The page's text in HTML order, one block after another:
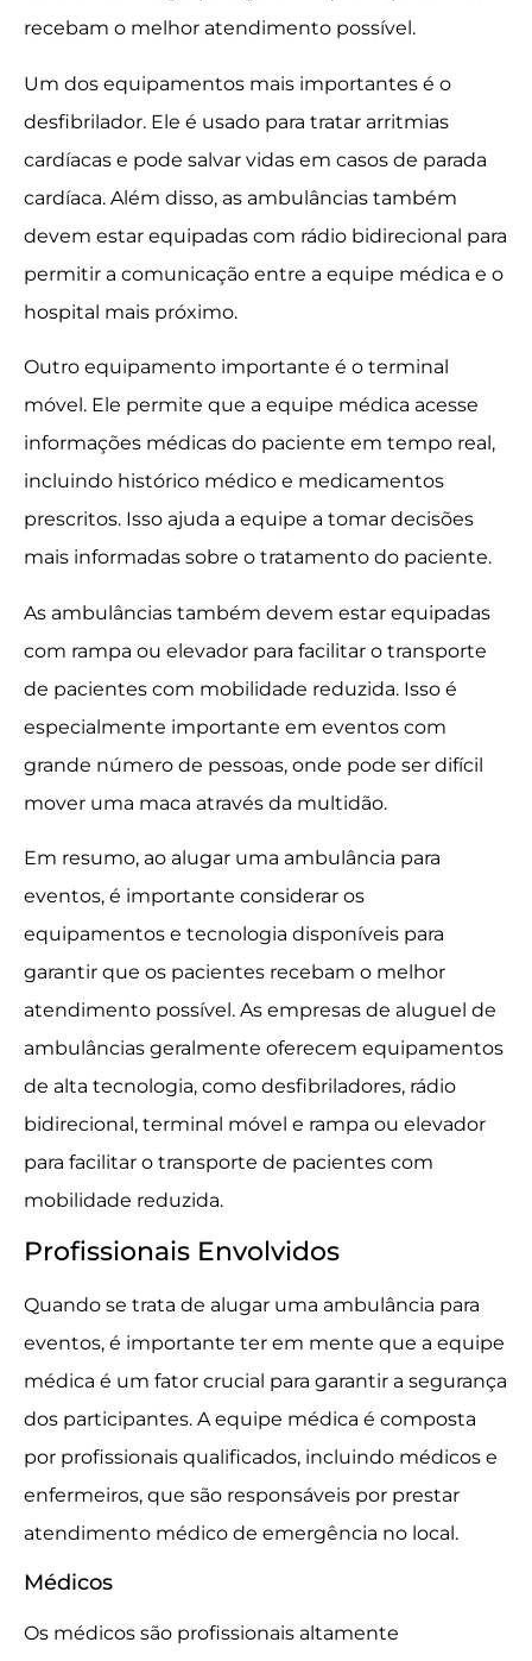
recebam o melhor atendimento possível.
Um dos equipamentos mais importantes é o
desfibrilador. Ele é usado para tratar arritmias
cardíacas e pode salvar vidas em casos de parada
cardíaca. Além disso, as ambulâncias também
devem estar equipadas com rádio bidirecional para
permitir a comunicação entre a equipe médica e o
hospital mais próximo.
Outro equipamento importante é o terminal
móvel. Ele permite que a equipe médica acesse
informações médicas do paciente em tempo real,
incluindo histórico médico e medicamentos
prescritos. Isso ajuda a equipe a tomar decisões
mais informadas sobre o tratamento do paciente.
As ambulâncias também devem estar equipadas
com rampa ou elevador para facilitar o transporte
de pacientes com mobilidade reduzida. Isso é
especialmente importante em eventos com
grande número de pessoas, onde pode ser difícil
mover uma maca através da multidão.
Em resumo, ao alugar uma ambulância para
eventos, é importante considerar os
equipamentos e tecnologia disponíveis para
garantir que os pacientes recebam o melhor
atendimento possível. As empresas de aluguel de
ambulâncias geralmente oferecem equipamentos
de alta tecnologia, como desfibriladores, rádio
bidirecional, terminal móvel e rampa ou elevador
para facilitar o transporte de pacientes com
mobilidade reduzida.
Profissionais Envolvidos
Quando se trata de alugar uma ambulância para
eventos, é importante ter em mente que a equipe
médica é um fator crucial para garantir a segurança
dos participantes. A equipe médica é composta
por profissionais qualificados, incluindo médicos e
enfermeiros, que são responsáveis por prestar
atendimento médico de emergência no local.
Médicos
Os médicos são profissionais altamente